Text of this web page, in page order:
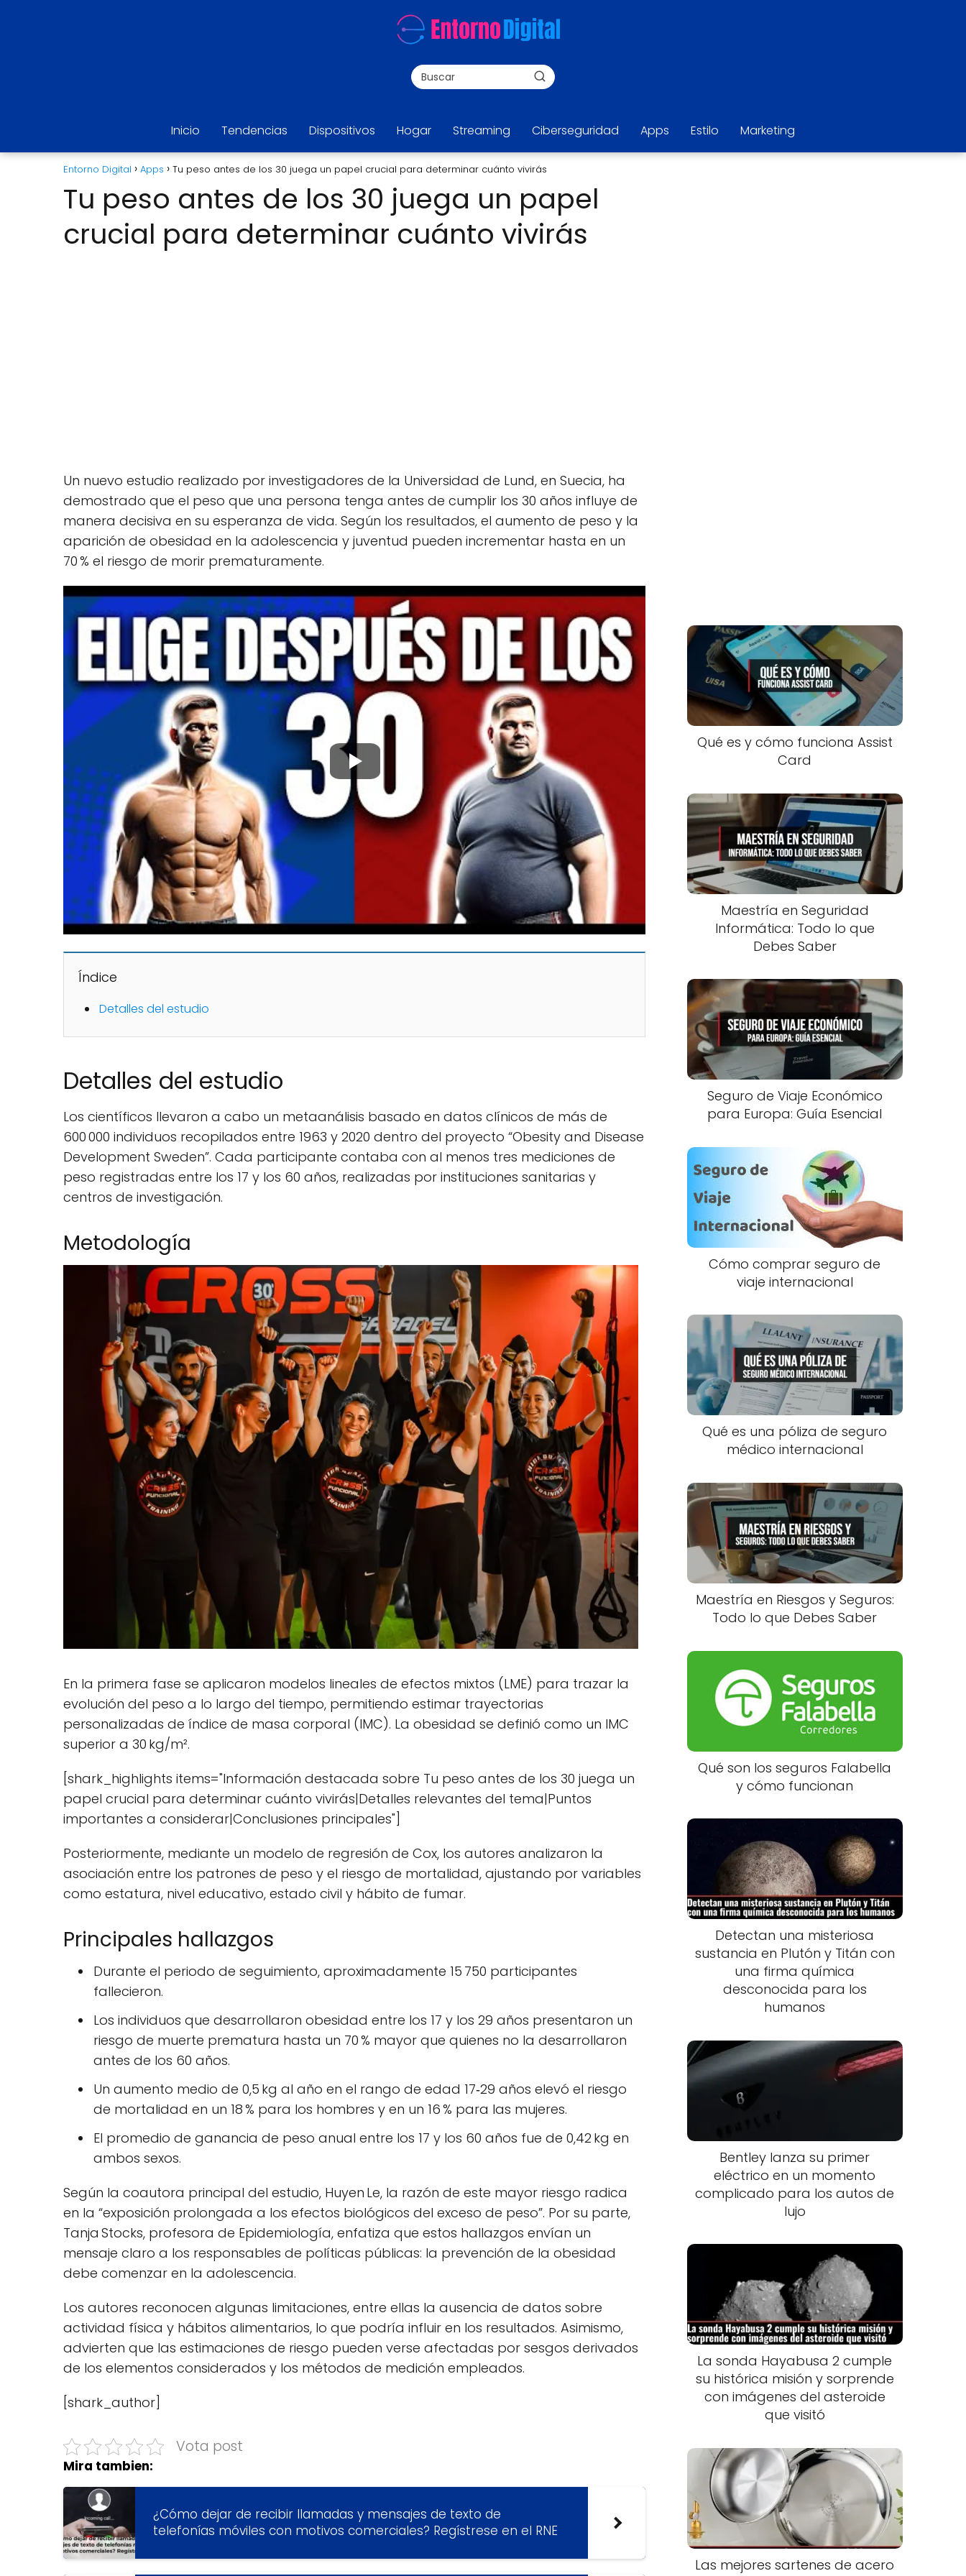
Inicio Tendencias Dispositivos Hogar Streaming Ciberseguridad Apps Estilo Marketing
Entorno Digital Apps Tu peso antes de los 30 juega un papel crucial para determinar cuánto vivirás
Tu peso antes de los 30 juega un papel
crucial para determinar cuánto vivirás
Un nuevo estudio realizado por investigadores de la Universidad de Lund, en Suecia, ha
demostrado que el peso que una persona tenga antes de cumplir los 30 años influye de
manera decisiva en su esperanza de vida. Según los resultados, el aumento de peso y la
aparición de obesidad en la adolescencia y juventud pueden incrementar hasta en un
70 % el riesgo de morir prematuramente.
Índice
Detalles del estudio
Detalles del estudio
Los científicos llevaron a cabo un metaanálisis basado en datos clínicos de más de
600 000 individuos recopilados entre 1963 y 2020 dentro del proyecto “Obesity and Disease
Development Sweden”. Cada participante contaba con al menos tres mediciones de
peso registradas entre los 17 y los 60 años, realizadas por instituciones sanitarias y
centros de investigación.
Metodología
En la primera fase se aplicaron modelos lineales de efectos mixtos (LME) para trazar la
evolución del peso a lo largo del tiempo, permitiendo estimar trayectorias
personalizadas de índice de masa corporal (IMC). La obesidad se definió como un IMC
superior a 30 kg/m².
[shark_highlights items="Información destacada sobre Tu peso antes de los 30 juega un
papel crucial para determinar cuánto vivirás|Detalles relevantes del tema|Puntos
importantes a considerar|Conclusiones principales"]
Posteriormente, mediante un modelo de regresión de Cox, los autores analizaron la
asociación entre los patrones de peso y el riesgo de mortalidad, ajustando por variables
como estatura, nivel educativo, estado civil y hábito de fumar.
Principales hallazgos
Durante el periodo de seguimiento, aproximadamente 15 750 participantes
fallecieron.
Los individuos que desarrollaron obesidad entre los 17 y los 29 años presentaron un
riesgo de muerte prematura hasta un 70 % mayor que quienes no la desarrollaron
antes de los 60 años.
Un aumento medio de 0,5 kg al año en el rango de edad 17‑29 años elevó el riesgo
de mortalidad en un 18 % para los hombres y en un 16 % para las mujeres.
El promedio de ganancia de peso anual entre los 17 y los 60 años fue de 0,42 kg en
ambos sexos.
Según la coautora principal del estudio, Huyen Le, la razón de este mayor riesgo radica
en la “exposición prolongada a los efectos biológicos del exceso de peso”. Por su parte,
Tanja Stocks, profesora de Epidemiología, enfatiza que estos hallazgos envían un
mensaje claro a los responsables de políticas públicas: la prevención de la obesidad
debe comenzar en la adolescencia.
Los autores reconocen algunas limitaciones, entre ellas la ausencia de datos sobre
actividad física y hábitos alimentarios, lo que podría influir en los resultados. Asimismo,
advierten que las estimaciones de riesgo pueden verse afectadas por sesgos derivados
de los elementos considerados y los métodos de medición empleados.
[shark_author]
Vota post
Mira tambien:
¿Cómo dejar de recibir llamadas y mensajes de texto de
telefonías móviles con motivos comerciales? Regístrese en el RNE
Qué es y cómo funciona Assist
Card
Maestría en Seguridad
Informática: Todo lo que
Debes Saber
Seguro de Viaje Económico
para Europa: Guía Esencial
Cómo comprar seguro de
viaje internacional
Qué es una póliza de seguro
médico internacional
Maestría en Riesgos y Seguros:
Todo lo que Debes Saber
Qué son los seguros Falabella
y cómo funcionan
Detectan una misteriosa
sustancia en Plutón y Titán con
una firma química
desconocida para los
humanos
Bentley lanza su primer
eléctrico en un momento
complicado para los autos de
lujo
La sonda Hayabusa 2 cumple
su histórica misión y sorprende
con imágenes del asteroide
que visitó
Las mejores sartenes de acero